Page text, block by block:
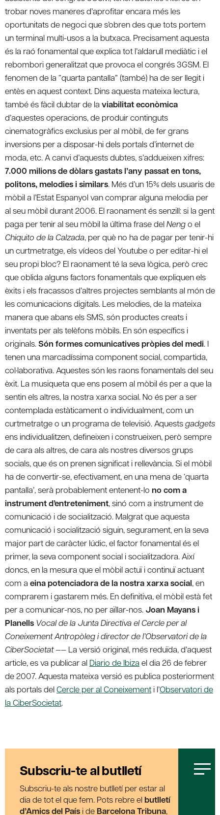
trobar noves maneres d’aprofitar encara més les
oportunitats de negoci que s’obren des que tots portem
un terminal multi-usos a la butxaca. Precisament aquesta
és la raó fonamental que explica tot l’aldarull mediàtic i el
rebombori generalitzat que provoca el congrés 3GSM. El
fenomen de la “quarta pantalla” (també) ha de ser llegit i
entès en aquest context. Dins aquesta mateixa lectura,
també és fàcil dubtar de la viabilitat econòmica
d’aquestes operacions, de produir continguts
cinematogràfics exclusius per al mòbil, de fer grans
inversions per a disposar-hi dels portals d’internet de
moda, etc. A canvi d’aquests dubtes, s’addueixen xifres:
7.000 milions de dòlars gastats l’any passat en tons,
politons, melodies i similars. Més d’un 15% dels usuaris de
mòbil a l’Estat Espanyol van comprar alguna melodia per
al seu mòbil durant 2006. El raonament és senzill: si la gent
paga per tenir al seu mòbil la última frase delNengo el
Chiquito de la Calzada, per què no ha de pagar per tenir-hi
un curtmetratge, els vídeos del Youtube o per editar-hi el
seu propi bloc? El raonament té la seva lògica, però crec
que oblida alguns factors fonamentals que expliquen els
èxits i els fracassos d’altres projectes semblants al món de
les comunicacions digitals. Les melodies, de la mateixa
manera que abans els SMS, són productes creats i
inventats per als telèfons mòbils. En són específics i
originals.Són formes comunicatives pròpies del medi. I
tenen una marcadíssima component social, compartida,
col·laborativa. Aquestes són les raons fonamentals del seu
èxit. La musiqueta que ens posem al mòbil és per a que la
sentin els altres, la nostra xarxa social. No és per a ser
contemplada estàticament o individualment, com un
curtmetratge o un programa de televisió. Aquestsgadgets
ens individualitzen, defineixen i construeixen, però sempre
de cara als altres, de cara als nostres diversos grups
socials, que és on prenen significat i rellevància. Si el mòbil
ha de convertir-se, efectivament, en una mena de ‘quarta
pantalla’, serà probablement entenent-lo no com a
instrument d’entreteniment, sinó com a instrument de
comunicació i de socialització. Malgrat que aquesta
comunicació i socialització siguin, segurament, en la seva
major part de caràcter lúdic, el factor fonamental és el
primer, la seva component social i socialitzadora. Així
doncs, en la mesura que el mòbil actuï i continuï actuant
com a eina potenciadora de la nostra xarxa social, en
comprarem i gastarem més. En definitiva, el mòbil està fet
per a comunicar-nos, no per aïllar-nos. Joan Mayans i
Planells Vocal de la Junta Directiva el Cercle per al
Coneixement Antropòleg i director de l’Observatori de la
CiberSocietat—— La versió original, més reduïda, d’aquest
article, es va publicar al Diario de Ibiza el dia 26 de febrer
de 2007. Aquesta mateixa versió es publica posteriorment
als portals delCercle per al Coneixement i l’Observatori de
la CiberSocietat.
Subscriu-te al butlletí
Subscriu-te als nostre butlletí per estar al
dia de tot el que fem. Pots rebre el butlletí
d’Amics del País i de Barcelona Tribuna,